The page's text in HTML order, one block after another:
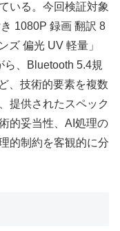
いる。今回検証対象
1080P 録画 翻訳 8
ズ 偏光 UV 軽量」
、Bluetooth 5.4規
、技術的要素を複数
提供されたスペック
的妥当性、AI処理の
的制約を客観的に分